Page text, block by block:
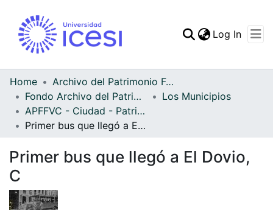
Statistics
Log In
Home
Archivo del Patrimonio Fotográfico y Fílmico del Valle del Cauca
Fondo Archivo del Patrimonio Fotográfico y Fílmico del Valle del Cauca
Los Municipios
APFFVC - Ciudad - Patrimonial
Primer bus que llegó a El Dovio, C
Primer bus que llegó a El Dovio,
C